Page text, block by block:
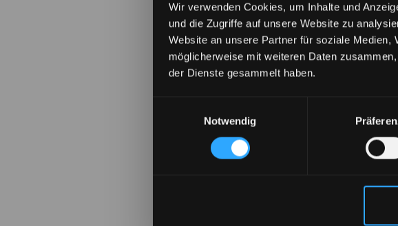
Wir verwenden Cookies, um Inhalte und
und die Zugriffe auf unsere Website zu
Website an unsere Partner für soziale Medien,
möglicherweise mit weiteren Daten
der Dienste gesammelt haben.
Notwendig
Reduzieren und
Visiting from
Visit US